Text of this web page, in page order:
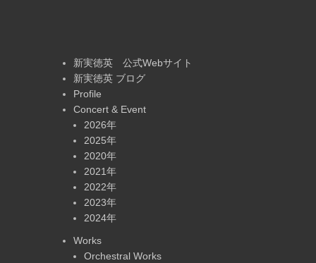
新実徳英 公式Webサイト
新実徳英 ブログ
Profile
Concert & Event
2026年
2025年
2020年
2021年
2022年
2023年
2024年
Works
Orchestral Works